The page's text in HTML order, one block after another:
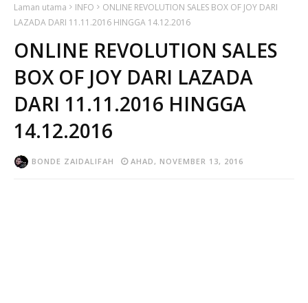
Laman utama INFO
ONLINE REVOLUTION SALES BOX OF JOY DARI
LAZADA DARI 11.11.2016 HINGGA 14.12.2016
ONLINE REVOLUTION SALES
BOX OF JOY DARI LAZADA
DARI 11.11.2016 HINGGA
14.12.2016
BONDE ZAIDALIFAH AHAD, NOVEMBER 13, 2016